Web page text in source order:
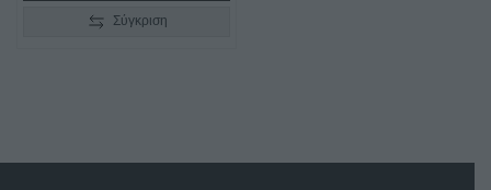
Σύγκριση